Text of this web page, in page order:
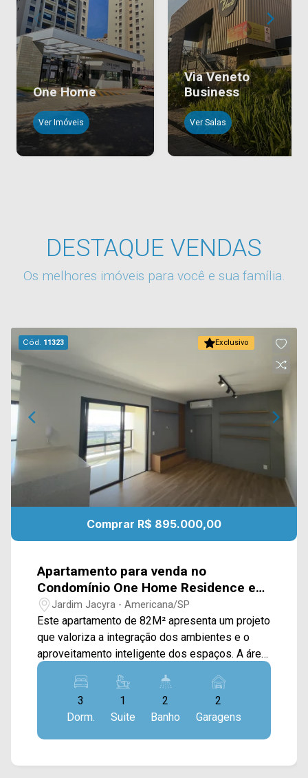
One Home
Ver Imóveis
Via Veneto
Business
Ver Salas
DESTAQUE VENDAS
Os melhores imóveis para você e sua família.
Exclusivo
Cód. 11323
Comprar R$ 895.000,00
Apartamento para venda no
Condomínio One Home Residence em
Americana/SP
Jardim Jacyra - Americana/SP
Este apartamento de 82M² apresenta um projeto
que valoriza a integração dos ambientes e o
aproveitamento inteligente dos espaços. A área
social é composta por sala de estar e jantar
integradas, conectadas à cozinha planejada já
equipada com fogão, coifa, proporcionando
praticidade e fluidez no dia a dia. A sacada
gourmet com churrasqueira e vista livre amplia
momentos de lazer. Na suíte temos armários
3
Dorm.
1
Suite
2
Banho
2
Garagens